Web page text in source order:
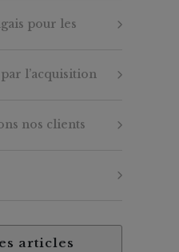
pour les
l’acquisition
nos clients
articles